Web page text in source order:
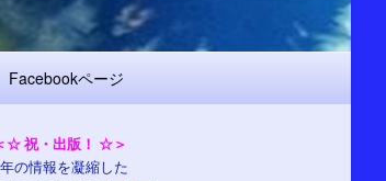
Facebookページ
祝・出版！ ☆＞
の情報を凝縮した